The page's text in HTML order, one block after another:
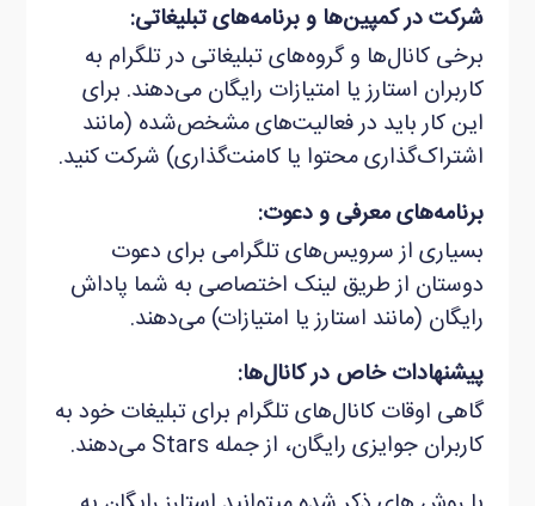
شرکت در کمپین‌ها و برنامه‌های تبلیغاتی:
برخی کانال‌ها و گروه‌های تبلیغاتی در تلگرام به
کاربران استارز یا امتیازات رایگان می‌دهند. برای
این کار باید در فعالیت‌های مشخص‌شده (مانند
اشتراک‌گذاری محتوا یا کامنت‌گذاری) شرکت کنید.
برنامه‌های معرفی و دعوت:
بسیاری از سرویس‌های تلگرامی برای دعوت
دوستان از طریق لینک اختصاصی به شما پاداش
رایگان (مانند استارز یا امتیازات) می‌دهند.
پیشنهادات خاص در کانال‌ها:
گاهی اوقات کانال‌های تلگرام برای تبلیغات خود به
کاربران جوایزی رایگان، از جمله Stars می‌دهند.